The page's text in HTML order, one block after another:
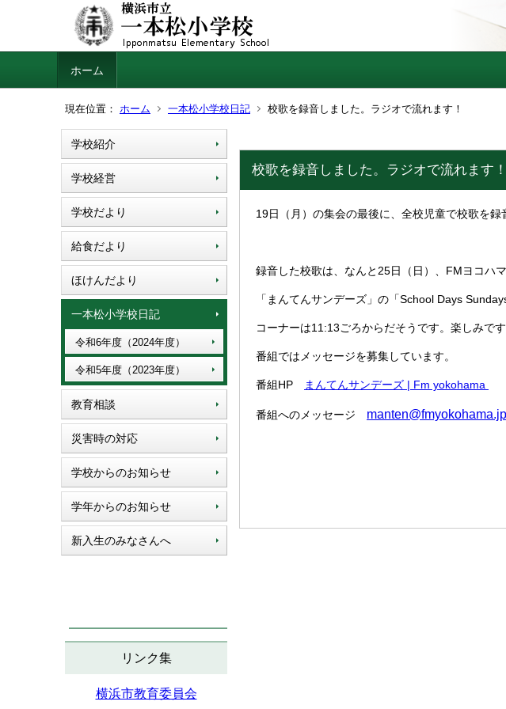
ホーム
現在位置： ホーム 一本松小学校日記 校歌を録音しました。ラジオで流れます！
学校紹介
学校経営
学校だより
給食だより
ほけんだより
一本松小学校日記
令和6年度（2024年度）
令和5年度（2023年度）
教育相談
災害時の対応
学校からのお知らせ
学年からのお知らせ
新入生のみなさんへ
リンク集
横浜市教育委員会
校歌を録音しました。ラジオで流れます！
19日（月）の集会の最後に、全校児童で校歌を録
録音した校歌は、なんと25日（日）、FMヨコハ
「まんてんサンデーズ」の「School Days
コーナーは11:13ごろからだそうです。楽しみです
番組ではメッセージを募集しています。
番組HP まんてんサンデーズ | Fm yokohama
番組へのメッセージ manten@fmyokohama.jp